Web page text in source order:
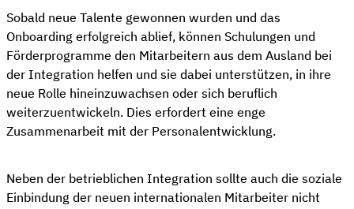
Sobald neue Talente gewonnen wurden und das
Onboarding erfolgreich ablief, können Schulungen und
Förderprogramme den Mitarbeitern aus dem Ausland bei
der Integration helfen und sie dabei unterstützen, in ihre
neue Rolle hineinzuwachsen oder sich beruflich
weiterzuentwickeln. Dies erfordert eine enge
Zusammenarbeit mit der Personalentwicklung.
Neben der betrieblichen Integration sollte auch die soziale
Einbindung der neuen internationalen Mitarbeiter nicht